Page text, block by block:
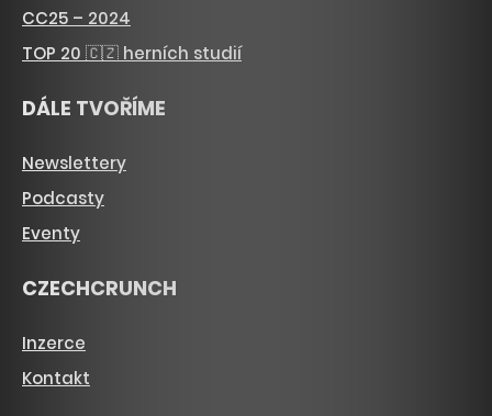
CC25 – 2024
TOP 20 🇨🇿 herních studií
DÁLE TVOŘÍME
Newslettery
Podcasty
Eventy
CZECHCRUNCH
Inzerce
Kontakt